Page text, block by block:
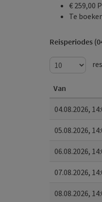
€ 259,00
Te
Reisperiodes
Van
04.08.2026,
05.08.2026,
06.08.2026,
07.08.2026,
08.08.2026,